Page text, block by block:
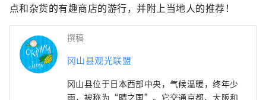
点和杂货的有趣商店的游行，并附上当地人的推荐！
撰稿
冈山县观光联盟
冈山县位于日本西部中央，气候温暖，终年少
雨，被称为“晴之国”。它交通京都、大阪和